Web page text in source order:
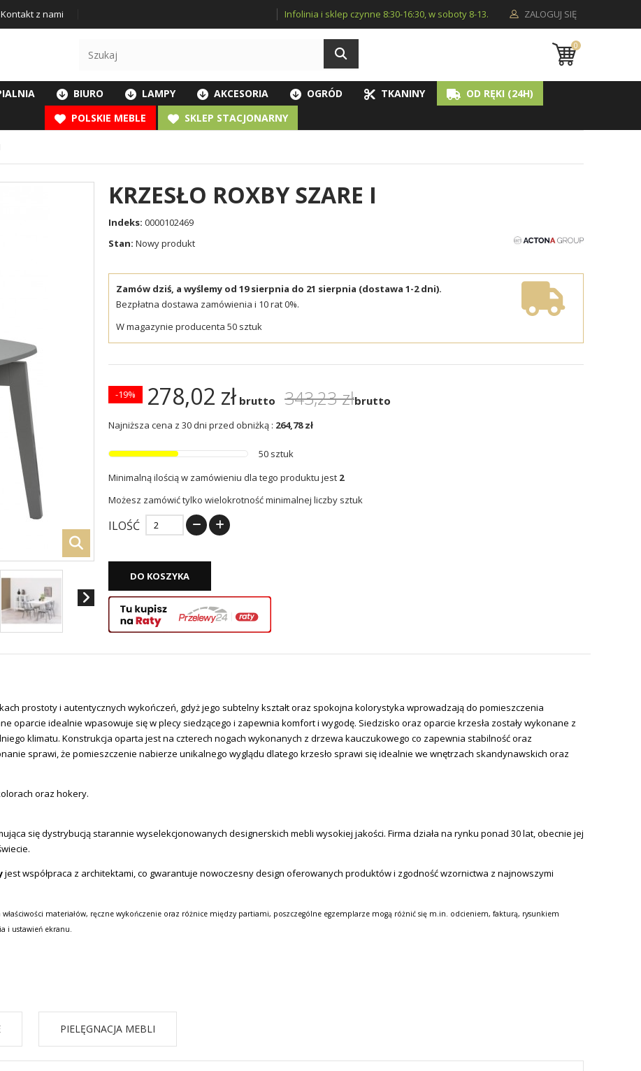
ZALOGUJ SIĘ
Kontakt z nami Infolinia i sklep czynne 8:30-16:30, w soboty 8-13.
0
BIURO LAMPY AKCESORIA OGRÓD TKANINY
OD RĘKI (24H)
POLSKIE MEBLE
SKLEP STACJONARNY
KRZESŁO ROXBY SZARE I
Indeks: 0000102469
Stan: Nowy produkt
Zamów dziś, a wyślemy od 19 sierpnia do 21 sierpnia (dostawa 1-2 dni).
Bezpłatna dostawa zamówienia i 10 rat 0%.
W magazynie producenta 50 sztuk
278,02 zł brutto 343,23 złbrutto
-19%
Najniższa cena z 30 dni przed obniżką : 264,78 zł
50 sztuk
Minimalną ilością w zamówieniu dla tego produktu jest 2
Możesz zamówić tylko wielokrotność minimalnej liczby sztuk
ILOŚĆ
DO KOSZYKA
prostoty i autentycznych wykończeń, gdyż jego subtelny kształt oraz spokojna kolorystyka wprowadzają do pomieszczenia
oparcie idealnie wpasowuje się w plecy siedzącego i zapewnia komfort i wygodę. Siedzisko oraz oparcie krzesła zostały wykonane z
klimatu. Konstrukcja oparta jest na czterech nogach wykonanych z drzewa kauczukowego co zapewnia stabilność oraz
sprawi, że pomieszczenie nabierze unikalnego wyglądu dlatego krzesło sprawi się idealnie we wnętrzach skandynawskich oraz
oraz hokery.
się dystrybucją starannie wyselekcjonowanych designerskich mebli wysokiej jakości. Firma działa na rynku ponad 30 lat, obecnie jej
jest współpraca z architektami, co gwarantuje nowoczesny design oferowanych produktów i zgodność wzornictwa z najnowszymi
materiałów, ręczne wykończenie oraz różnice między partiami, poszczególne egzemplarze mogą różnić się m.in. odcieniem, fakturą, rysunkiem
i ustawień ekranu.
PIELĘGNACJA MEBLI